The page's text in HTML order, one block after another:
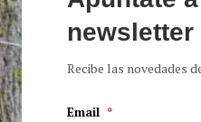
newsletter
Recibe las novedades
Email *